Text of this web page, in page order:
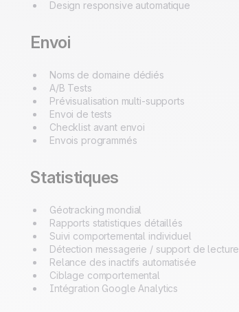
Design responsive automatique
Envoi
Noms de domaine dédiés
A/B Tests
Prévisualisation multi-supports
Envoi de tests
Checklist avant envoi
Envois programmés
Statistiques
Géotracking mondial
Rapports statistiques détaillés
Suivi comportemental individuel
Détection messagerie / support de lecture
Relance des inactifs automatisée
Ciblage comportemental
Intégration Google Analytics